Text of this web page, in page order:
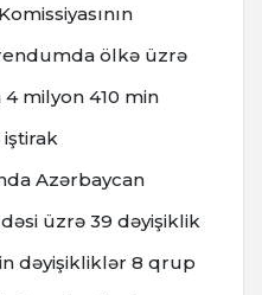
ölkə üzrə
milyon 410 min
iştirak
Azərbaycan
üzrə 39 dəyişiklik
dəyişikliklər 8 qrup